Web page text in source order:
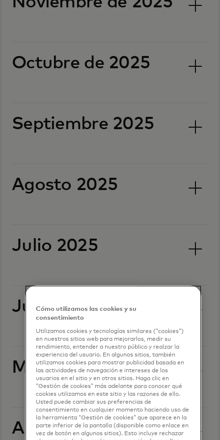
Octubre de 2025
Septiembre 2025
Agosto 2025
Julio 2025
Junio de 2025
Mayo 2025
Abril 2025
Cómo utilizamos las cookies y su
consentimiento
Utilizamos cookies y tecnologías similares (“cookies”)
en nuestros sitios web para mejorarlos, medir su
rendimiento, entender a nuestro público y realzar la
experiencia del usuario. En algunos sitios, también
utilizamos cookies para mostrar publicidad basada en
las actividades de navegación e intereses de los
usuarios en el sitio y en otros sitios. Haga clic en
“Gestión de cookies” más adelante para conocer qué
cookies utilizamos en este sitio y las razones de ello.
Usted puede cambiar sus preferencias de
consentimiento en cualquier momento haciendo uso de
la herramienta “Gestión de cookies” que aparece en la
parte inferior de la pantalla (disponible como enlace en
vez de botón en algunos sitios). Esto incluye rechazar